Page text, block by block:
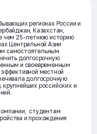
регионах России и
Казахстан,
чем 25-летнюю историю
Центральной Азии
самостоятельным
долгосрочную
и своевременным
местной
долгосрочную
крупнейших российских и
студентам
и прохождения